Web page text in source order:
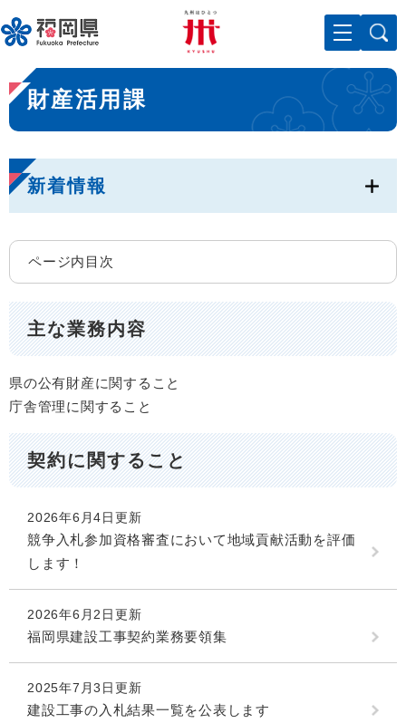
ー
ジ
先
頭
で
。
メニューを飛ばして本文へ
本
文
財産活用課
新着情報
ページ内目次
主な業務内容
県の公有財産に関すること
庁舎管理に関すること
契約に関すること
2026年6月4日更新
競争入札参加資格審査において地域貢献活動を評価
します！
2026年6月2日更新
福岡県建設工事契約業務要領集
2025年7月3日更新
建設工事の入札結果一覧を公表します